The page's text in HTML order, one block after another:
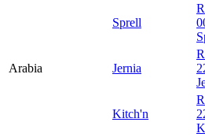
Sprell
Arabia Jernia
Kitch'n